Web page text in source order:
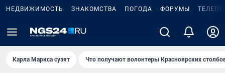
НЕДВИЖИМОСТЬ ЗНАКОМСТВА ПОГОДА ФОРУМЫ
Карла Маркса сузят Что получают волонтеры Красноярских